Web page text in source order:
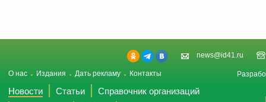
news@id41.ru
О нас Издания Дать рекламу Контакты
Новости Статьи
Справочник организаций